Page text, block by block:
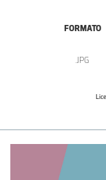
FORMATO
.JPG